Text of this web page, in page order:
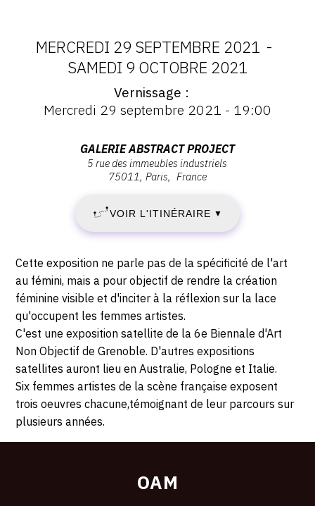
CGU
CGV
INSTAGRAM
DATES
:
29
2021
-
SAMEDI
9
OCTOBRE
2021
MERCREDI 29 SEPTEMBRE 2021 -
SAMEDI 9 OCTOBRE 2021
Vernissage
Mercredi 29 septembre 2021 - 19:00
Rue
des
Immeubles
Industriels,
75011
Paris
GALERIE ABSTRACT PROJECT
5 rue des immeubles industriels
75011 Paris France
VOIR L'ITINÉRAIRE ▼
Description,
horaires...
Cette exposition ne parle pas de la spécificité de l'art
au fémini, mais a pour objectif de rendre la création
féminine visible et d'inciter à la réflexion sur la lace
qu'occupent les femmes artistes.
C'est une exposition satellite de la 6e Biennale d'Art
Non Objectif de Grenoble. D'autres expositions
satellites auront lieu en Australie, Pologne et Italie.
Six femmes artistes de la scène française exposent
trois oeuvres chacune,témoignant de leur parcours sur
plusieurs années.
OAM